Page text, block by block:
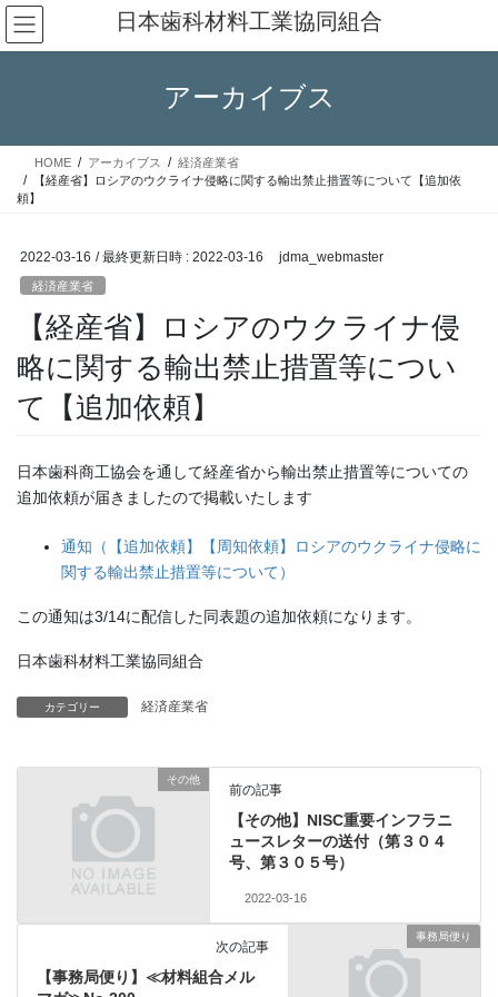
コ
ン
テ
ス
ナ
ビ
ゲ
ン
日本歯科材料工業協同組合
アーカイブス
HOME アーカイブス
経済産業省
【経産省】ロシアのウクライナ侵略に関する輸出禁止措置等について【追加依
頼】
2022-03-16 / 最終更新日時 : 2022-03-16 jdma_webmaster
経済産業省
【経産省】ロシアのウクライナ侵
略に関する輸出禁止措置等につい
て【追加依頼】
日本歯科商工協会を通して経産省から輸出禁止措置等についての
追加依頼が届きましたので掲載いたします
通知（【追加依頼】【周知依頼】ロシアのウクライナ侵略に
関する輸出禁止措置等について）
この通知は3/14に配信した同表題の追加依頼になります。
日本歯科材料工業協同組合
カテゴリー 経済産業省
その他
前の記事
【その他】NISC重要インフラニ
ュースレターの送付（第３０４
号、第３０５号）
2022-03-16
事務局便り
次の記事
【事務局便り】≪材料組合メル